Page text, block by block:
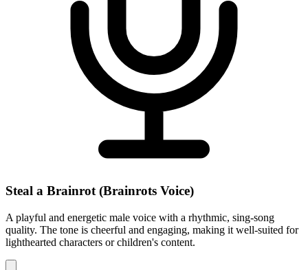
Steal a Brainrot (Brainrots Voice)
A playful and energetic male voice with a rhythmic, sing-song
quality. The tone is cheerful and engaging, making it well-suited for
lighthearted characters or children's content.